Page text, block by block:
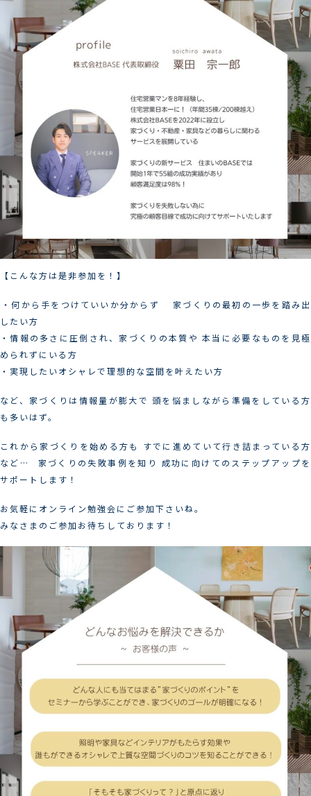
【こんな方は是非参加を！】
︎・何から手をつけていいか分からず 家づくりの最初の一歩を踏み出
したい方 ⁡
・情報の多さに圧倒され、家づくりの本質や 本当に必要なものを見極
められずにいる方 ⁡
・実現したいオシャレで理想的な空間を叶えたい方 ⁡ ⁡
など、家づくりは情報量が膨大で 頭を悩ましながら準備をしている方
も多いはず。
これから家づくりを始める方も すでに進めていて行き詰まっている方
など… ⁡ 家づくりの失敗事例を知り 成功に向けてのステップアップを
サポートします！
お気軽にオンライン勉強会にご参加下さいね。 ⁡
みなさまのご参加お待ちしております！ ⁡ ⁡ ⁡ ⁡ ⁡